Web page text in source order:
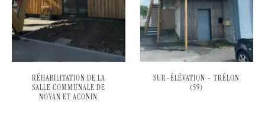
RÉHABILITATION DE LA
SALLE COMMUNALE DE
NOYAN ET ACONIN
SUR-ÉLÉVATION – TRÉLON
(59)